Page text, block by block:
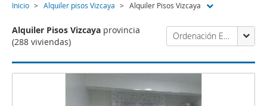
Inicio Alquiler pisos Vizcaya Alquiler Pisos Vizcaya
Alquiler Pisos Vizcaya provincia
(288 viviendas)
Ordenación Enalquiler